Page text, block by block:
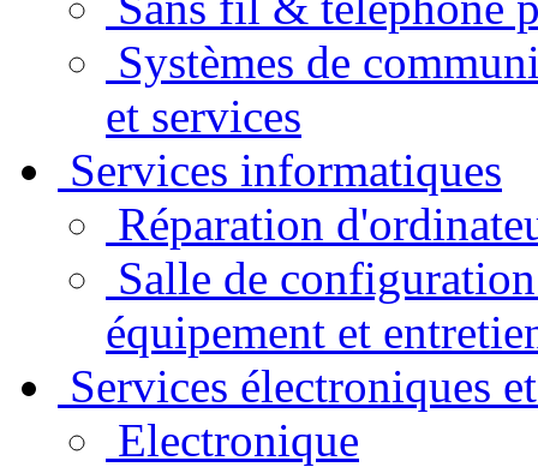
Systèmes de
et services
Services informatiques
Réparation
Salle de
équipement et
Services électroniques
Electronique